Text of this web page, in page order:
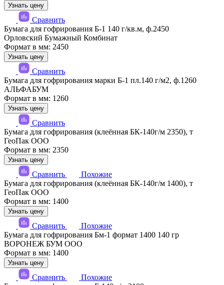
Узнать цену
Сравнить
Бумага для гофрирования Б-1 140 г/кв.м, ф.2450
Орловский Бумажный Комбинат
Формат в мм: 2450
Узнать цену
Сравнить
Бумага для гофрирования марки Б-1 пл.140 г/м2, ф.1260
АЛЬФАБУМ
Формат в мм: 1260
Узнать цену
Сравнить
Бумага для гофрирования (клеённая БК-140г/м 2350), т
ГеоПак ООО
Формат в мм: 2350
Узнать цену
Сравнить
Похожие
Бумага для гофрирования (клеённая БК-140г/м 1400), т
ГеоПак ООО
Формат в мм: 1400
Узнать цену
Сравнить
Похожие
Бумага для гофрирования Бм-1 формат 1400 140 гр
ВОРОНЕЖ БУМ ООО
Формат в мм: 1400
Узнать цену
Сравнить
Похожие